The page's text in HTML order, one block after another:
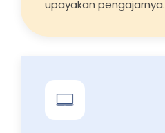
upayakan pengajarnya.